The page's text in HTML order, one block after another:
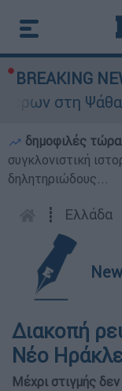
BREAKING
στη Ψάθα
δημοφιλές
συγκλονιστική
δηλητηριώδους...
┋ Ελλάδα
Διακοπή
Νέο
Μέχρι στιγμής